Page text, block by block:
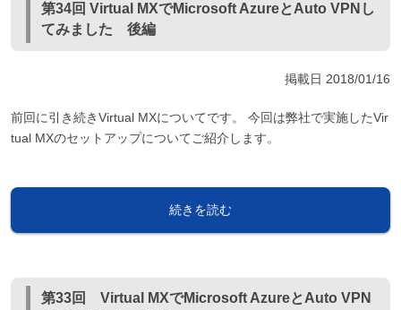
第34回 Virtual MXでMicrosoft AzureとAuto VPNし
てみました 後編
掲載日 2018/01/16
前回に引き続きVirtual MXについてです。 今回は弊社で実施したVir
tual MXのセットアップについてご紹介します。
続きを読む
第33回 Virtual MXでMicrosoft AzureとAuto VPN